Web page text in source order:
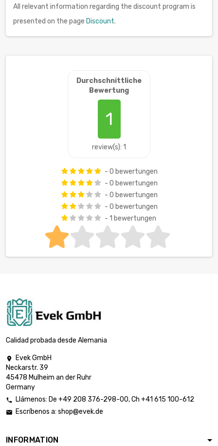
All relevant information regarding the discount program is
presented on the page Discount.
Durchschnittliche
Bewertung
1
review(s): 1
- 0 bewertungen
- 0 bewertungen
- 0 bewertungen
- 0 bewertungen
- 1 bewertungen
Calidad probada desde Alemania

Evek GmbH
Neckarstr. 39
45478 Mulheim an der Ruhr
Germany
 Llámenos: De +49 208 376-298-00, Ch +41 615 100-612
 Escríbenos a: shop@evek.de
INFORMATION